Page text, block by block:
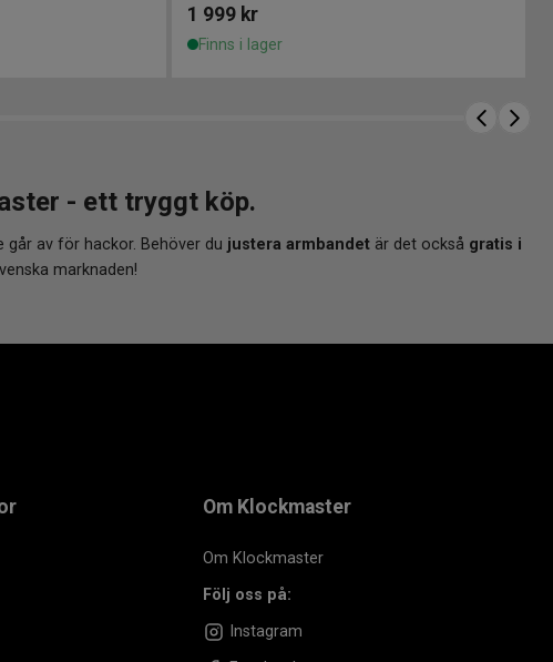
1 999 kr
Finns i lager
- ett tryggt köp.
går av för hackor. Behöver du justera armbandet är det också gratis i
marknaden!
Om Klockmaster
Om Klockmaster
Följ oss på:
Instagram